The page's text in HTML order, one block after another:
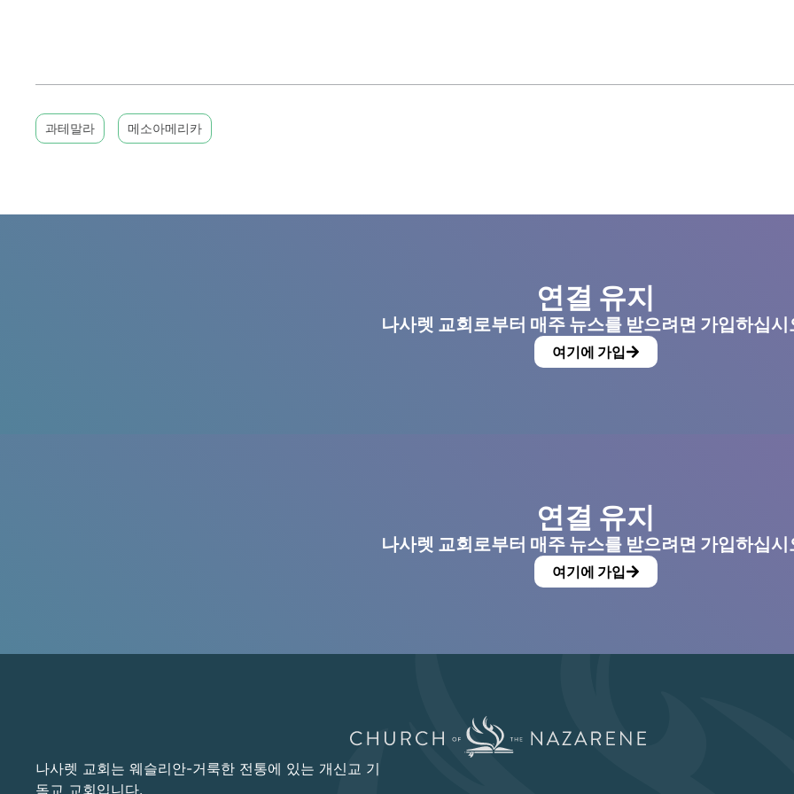
과테말라 메소아메리카
연결 유지
나사렛 교회로부터 매주 뉴스를 받으려면 가입하십시
여기에 가입
연결 유지
나사렛 교회로부터 매주 뉴스를 받으려면 가입하십시
여기에 가입
나사렛 교회는 웨슬리안-거룩한 전통에 있는 개신교 기
독교 교회입니다.